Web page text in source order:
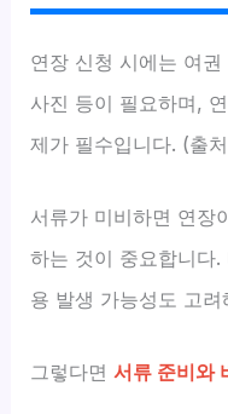
연장 신청 시에는 여
사진 등이 필요하며,
제가 필수입니다. (출
서류가 미비하면 연장
하는 것이 중요합니다
용 발생 가능성도 고려
그렇다면서류 준비와